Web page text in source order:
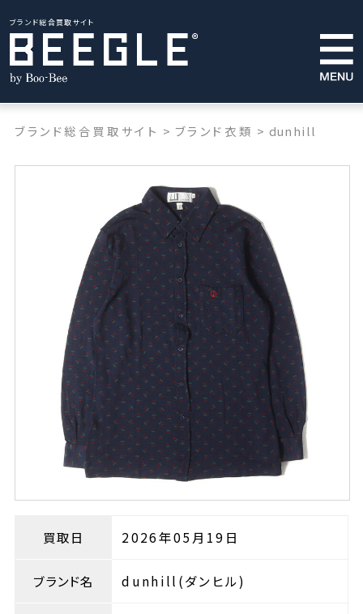
ブランド総合買取サイト
ブランド総合買取サイト > ブランド衣類 > dunhill
買取日 2026年05月19日
ブランド名 dunhill(ダンヒル)